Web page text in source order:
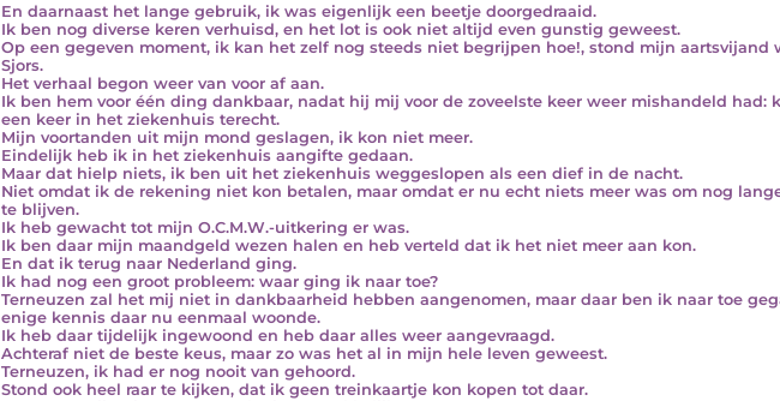
En daarnaast het lange gebruik, ik was eigenlijk een beetje doorgedraaid.
Ik ben nog diverse keren verhuisd, en het lot is ook niet altijd even gunstig geweest.
Op een gegeven moment, ik kan het zelf nog steeds niet begrijpen hoe!, stond mijn aartsvijand
Sjors.
Het verhaal begon weer van voor af aan.
Ik ben hem voor één ding dankbaar, nadat hij mij voor de zoveelste keer weer mishandeld had:
een keer in het ziekenhuis terecht.
Mijn voortanden uit mijn mond geslagen, ik kon niet meer.
Eindelijk heb ik in het ziekenhuis aangifte gedaan.
Maar dat hielp niets, ik ben uit het ziekenhuis weggeslopen als een dief in de nacht.
Niet omdat ik de rekening niet kon betalen, maar omdat er nu echt niets meer was om nog
te blijven.
Ik heb gewacht tot mijn O.C.M.W.-uitkering er was.
Ik ben daar mijn maandgeld wezen halen en heb verteld dat ik het niet meer aan kon.
En dat ik terug naar Nederland ging.
Ik had nog een groot probleem: waar ging ik naar toe?
Terneuzen zal het mij niet in dankbaarheid hebben aangenomen, maar daar ben ik naar toe
enige kennis daar nu eenmaal woonde.
Ik heb daar tijdelijk ingewoond en heb daar alles weer aangevraagd.
Achteraf niet de beste keus, maar zo was het al in mijn hele leven geweest.
Terneuzen, ik had er nog nooit van gehoord.
Stond ook heel raar te kijken, dat ik geen treinkaartje kon kopen tot daar.